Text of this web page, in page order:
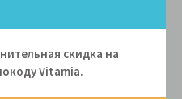
на
Если товара нет на
складе срок
скидка на
Vitamiа.